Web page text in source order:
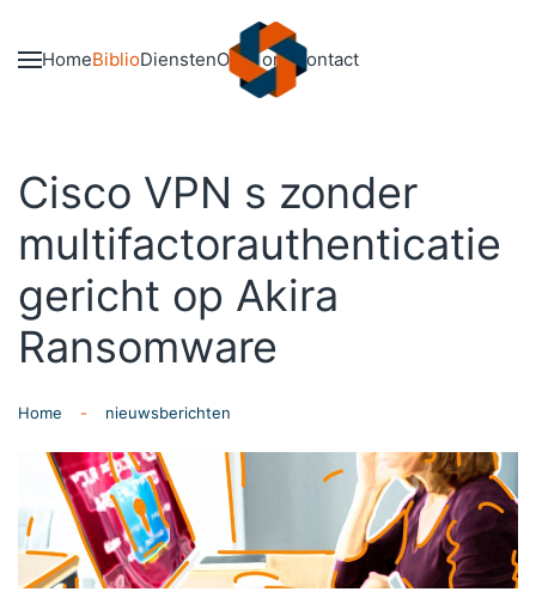
Skip to main content
HomeBiblioDienstenOver onsContact
Cisco VPN s zonder
multifactorauthenticatie
gericht op Akira
Ransomware
Home nieuwsberichten